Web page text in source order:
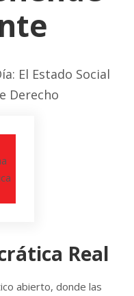
El Estado Social
Derecho
Real
abierto, donde las